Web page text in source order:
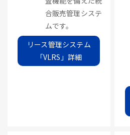
合販売管理システ
ムです。
リース管理システム
「VLRS」詳細